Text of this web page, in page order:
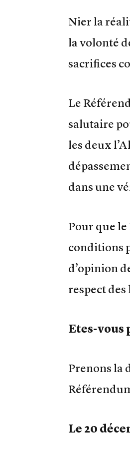
Nier la
la volonté
sacrifices
Le
salutaire
les deux
dans une
Pour que
conditions
d’opinion
respect
Etes-vous
Prenons la
Le 20